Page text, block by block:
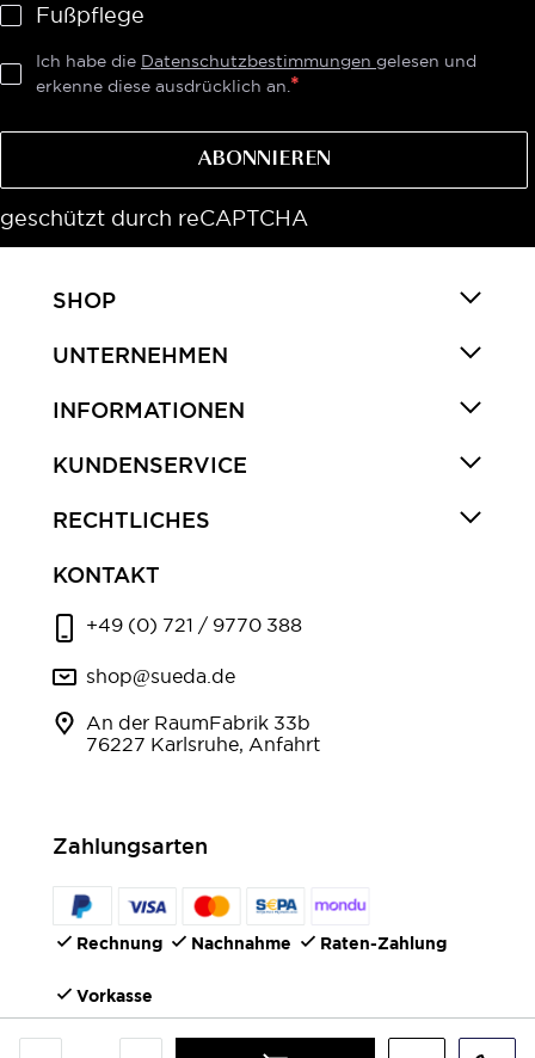
Fußpflege
Ich habe die Datenschutzbestimmungen gelesen und
erkenne diese ausdrücklich an.
ABONNIEREN
geschützt durch reCAPTCHA
SHOP
UNTERNEHMEN
INFORMATIONEN
KUNDENSERVICE
RECHTLICHES
KONTAKT
+49 (0) 721 / 9770 388
shop@sueda.de
An der RaumFabrik 33b
76227 Karlsruhe, Anfahrt
Zahlungsarten
Rechnung Nachnahme Raten-Zahlung
Vorkasse
FOLGEN SIE UNS